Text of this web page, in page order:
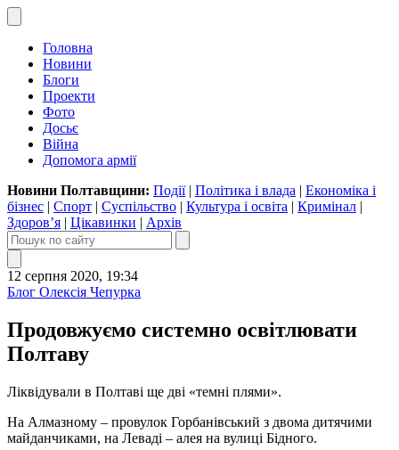
Головна
Новини
Блоги
Проекти
Фото
Досьє
Війна
Допомога армії
Новини Полтавщини: Події| Політика і влада | Економіка і
бізнес | Спорт | Суспільство | Культура і освіта | Кримінал |
Здоров’я | Цікавинки | Архів
12 серпня 2020, 19:34
Блог Олексія Чепурка
Продовжуємо системно освітлювати
Полтаву
Ліквідували в Полтаві ще дві «темні плями».
На Алмазному – провулок Горбанівський з двома дитячими
майданчиками, на Леваді – алея на вулиці Бідного.